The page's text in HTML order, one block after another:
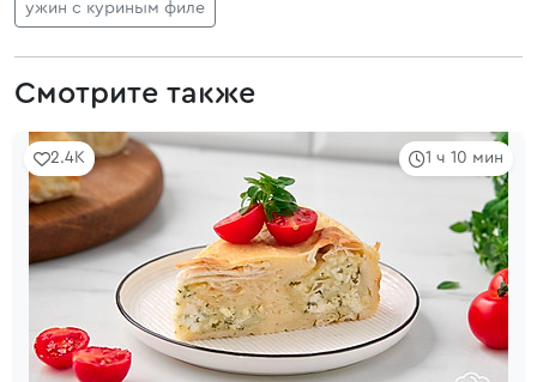
ужин с куриным филе
Смотрите также
1 ч 10 мин
2.4K